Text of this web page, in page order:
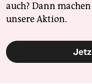
auch? Dann
unsere Aktion.